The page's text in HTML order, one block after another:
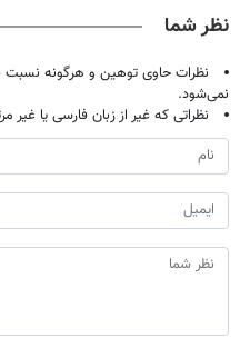
نظر شما
نظرات حاوی توهین و هرگونه
نمی‌شود.
نظراتی که غیر از زبان فارسی یا غیر